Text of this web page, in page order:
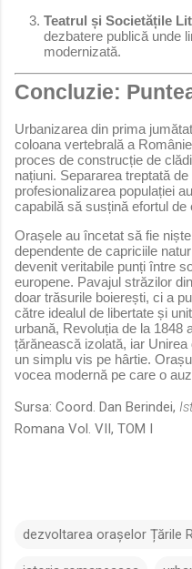
Teatrul și Societățile
dezbatere publică unde
modernizată.
Concluzie:
Urbanizarea din prima
coloana vertebrală a
proces de construcție de
națiuni. Separarea treptată
profesionalizarea populației
capabilă să susțină efortul de
Orașele au încetat să fie
dependente de capriciile
devenit veritabile punți între
europene. Pavajul străzilor
doar trăsurile boierești, ci a
către idealul de libertate și
urbană, Revoluția de la 1848
țărănească izolată, iar
un simplu vis pe hârtie.
vocea modernă pe care o
Sursa: Coord. Dan Berindei,
Romana Vol. VII, TOM I
dezvoltarea orașelor Țările